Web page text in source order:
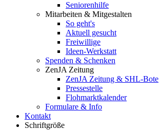
Seniorenhilfe
Mitarbeiten & Mitgestalten
So geht's
Aktuell gesucht
Freiwillige
Ideen-Werkstatt
Spenden & Schenken
ZenJA Zeitung
ZenJA Zeitung & SHL-Bote
Pressestelle
Flohmarktkalender
Formulare & Info
Kontakt
Schriftgröße